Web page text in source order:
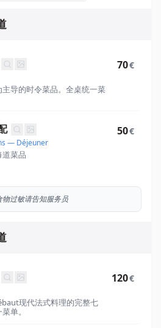
导的时令菜品。全桌统一菜
70€
— Déjeuner
菜品
50€
物过敏请告知服务员
现代法式料理的完整七
单。
120€